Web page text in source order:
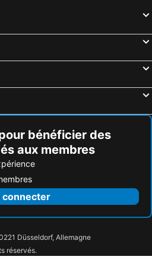
bénéficier des
aux membres
connecter
Düsseldorf, Allemagne
réservés.